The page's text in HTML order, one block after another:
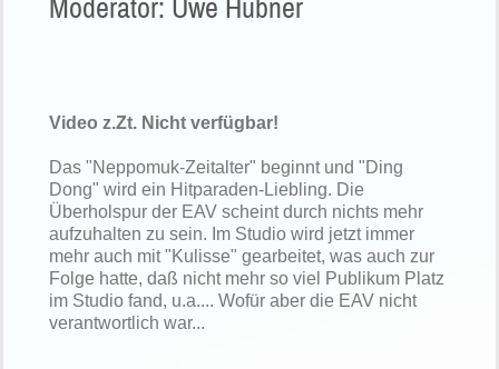
Moderator: Uwe Hübner
Video z.Zt. Nicht verfügbar!
Das "Neppomuk-Zeitalter" beginnt und "Ding
Dong" wird ein Hitparaden-Liebling. Die
Überholspur der EAV scheint durch nichts mehr
aufzuhalten zu sein. Im Studio wird jetzt immer
mehr auch mit "Kulisse" gearbeitet, was auch zur
Folge hatte, daß nicht mehr so viel Publikum Platz
im Studio fand, u.a.... Wofür aber die EAV nicht
verantwortlich war...